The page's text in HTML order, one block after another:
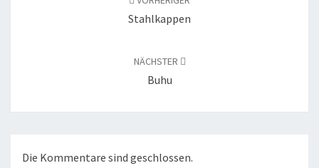
Stahlkappen
NÄCHSTER
Buhu
Die Kommentare sind geschlossen.